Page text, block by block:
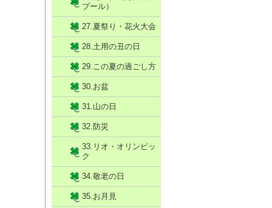
プール）
27.夏祭り・花火大会
28.土用の丑の日
29.この夏の過ごし方
30.お盆
31.山の日
32.防災
33.リオ・オリンピッ
ク
34.敬老の日
35.お月見